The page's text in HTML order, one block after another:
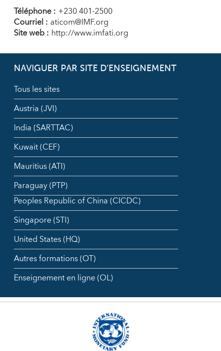
Téléphone : +230 401-2500
Courriel : aticom@IMF.org
Site web : http://www.imfati.org
NAVIGUER PAR SITE D’ENSEIGNEMENT
Tous les sites
Austria (JVI)
India (SARTTAC)
Kuwait (CEF)
Mauritius (ATI)
Paraguay (PTP)
Peoples Republic of China (CICDC)
Singapore (STI)
United States (HQ)
Autres formations (OT)
Enseignement en ligne (OL)